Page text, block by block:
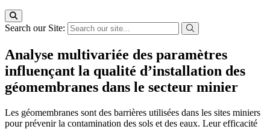
Search our Site:
Analyse multivariée des paramètres
influençant la qualité d’installation des
géomembranes dans le secteur minier
Les géomembranes sont des barrières utilisées dans les sites miniers
pour prévenir la contamination des sols et des eaux. Leur efficacité